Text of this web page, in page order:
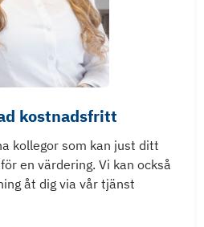
kostnadsfritt
kollegor som kan just ditt
en värdering. Vi kan också
åt dig via vår tjänst